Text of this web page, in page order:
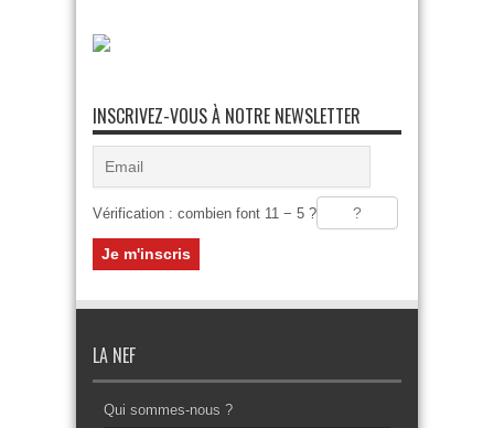
INSCRIVEZ-VOUS À NOTRE NEWSLETTER
Vérification : combien font 11 − 5 ?
LA NEF
Qui sommes-nous ?